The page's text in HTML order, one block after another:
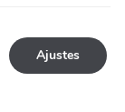
Ajustes